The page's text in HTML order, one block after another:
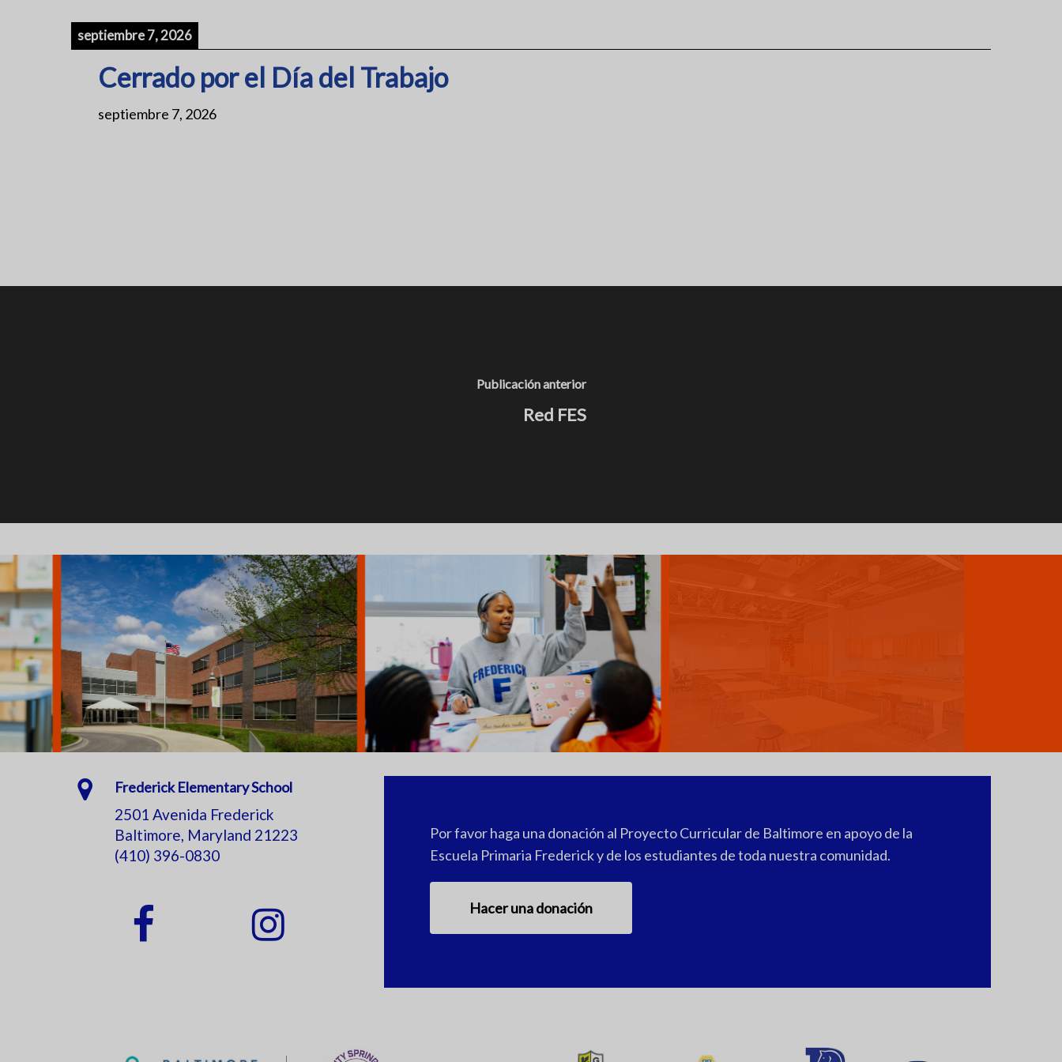
septiembre 7, 2026
Cerrado por el Día del Trabajo
septiembre 7, 2026
Publicación anterior
Red FES
Frederick Elementary School
2501 Avenida Frederick
Baltimore, Maryland 21223
(410) 396-0830
Por favor haga una donación al Proyecto Curricular de Baltimore en apoyo de la
Escuela Primaria Frederick y de los estudiantes de toda nuestra comunidad.
Hacer una donación